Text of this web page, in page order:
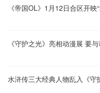
《帝国OL》1月12日合区开映
水浒传三大经典人物乱入《守